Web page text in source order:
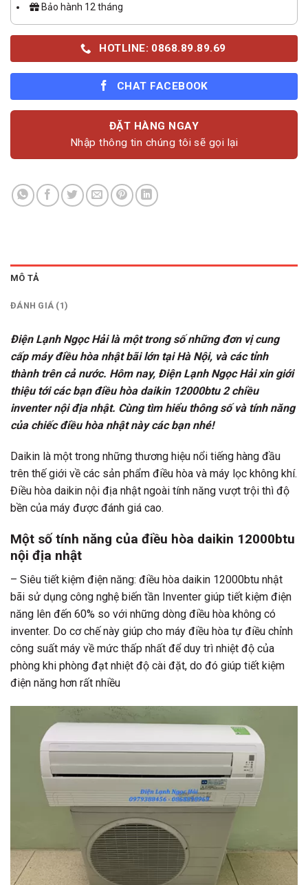
Bảo hành 12 tháng
HOTLINE: 0868.89.89.69
CHAT FACEBOOK
ĐẶT HÀNG NGAY
Nhập thông tin chúng tôi sẽ gọi lại
MÔ TẢ
ĐÁNH GIÁ (1)
Điện Lạnh Ngọc Hải là một trong số những đơn vị cung
cấp máy điều hòa nhật bãi lớn tại Hà Nội, và các tỉnh
thành trên cả nước. Hôm nay, Điện Lạnh Ngọc Hải xin giới
thiệu tới các bạn điều hòa daikin 12000btu 2 chiều
inventer nội địa nhật. Cùng tìm hiểu thông số và tính năng
của chiếc điều hòa nhật này các bạn nhé!
Daikin là một trong những thương hiệu nổi tiếng hàng đầu
trên thế giới về các sản phẩm điều hòa và máy lọc không khí.
Điều hòa daikin nội địa nhật ngoài tính năng vượt trội thì độ
bền của máy được đánh giá cao.
Một số tính năng của điều hòa daikin 12000btu
nội địa nhật
– Siêu tiết kiệm điện năng: điều hòa daikin 12000btu nhật
bãi sử dụng công nghệ biến tần Inventer giúp tiết kiệm điện
năng lên đến 60% so với những dòng điều hòa không có
inventer. Do cơ chế này giúp cho máy điều hòa tự điều chỉnh
công suất máy về mức thấp nhất để duy trì nhiệt độ của
phòng khi phòng đạt nhiệt độ cài đặt, do đó giúp tiết kiệm
điện năng hơn rất nhiều